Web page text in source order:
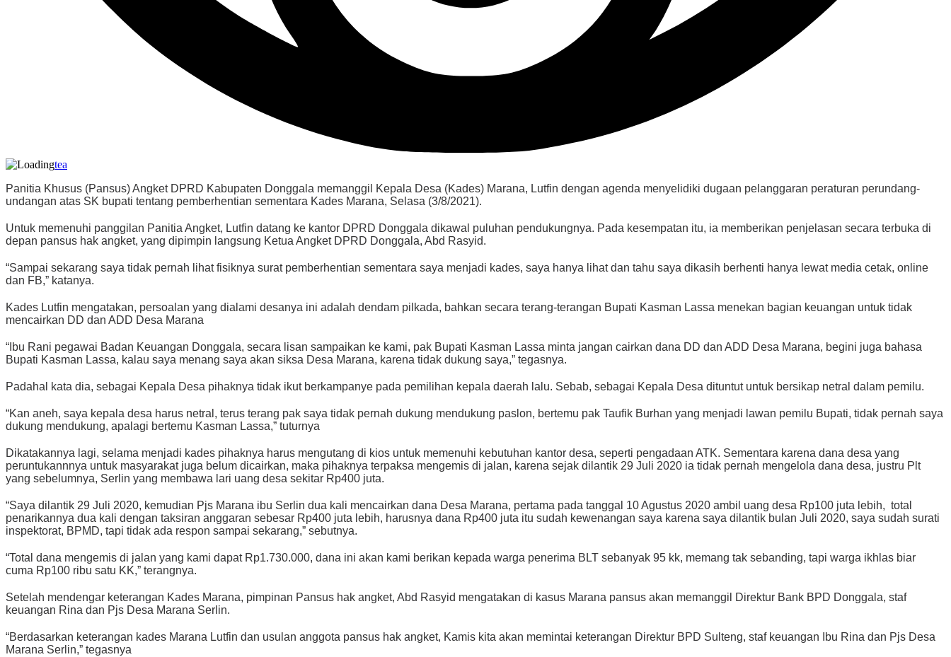
tea
Panitia Khusus (Pansus) Angket DPRD Kabupaten Donggala memanggil Kepala Desa (Kades) Marana, Lutfin dengan agenda menyelidiki dugaan pelanggaran peraturan perundang-
undangan atas SK bupati tentang pemberhentian sementara Kades Marana, Selasa (3/8/2021).
Untuk memenuhi panggilan Panitia Angket, Lutfin datang ke kantor DPRD Donggala dikawal puluhan pendukungnya. Pada kesempatan itu, ia memberikan penjelasan secara terbuka di
depan pansus hak angket, yang dipimpin langsung Ketua Angket DPRD Donggala, Abd Rasyid.
“Sampai sekarang saya tidak pernah lihat fisiknya surat pemberhentian sementara saya menjadi kades, saya hanya lihat dan tahu saya dikasih berhenti hanya lewat media cetak, online
dan FB,” katanya.
Kades Lutfin mengatakan, persoalan yang dialami desanya ini adalah dendam pilkada, bahkan secara terang-terangan Bupati Kasman Lassa menekan bagian keuangan untuk tidak
mencairkan DD dan ADD Desa Marana
“Ibu Rani pegawai Badan Keuangan Donggala, secara lisan sampaikan ke kami, pak Bupati Kasman Lassa minta jangan cairkan dana DD dan ADD Desa Marana, begini juga bahasa
Bupati Kasman Lassa, kalau saya menang saya akan siksa Desa Marana, karena tidak dukung saya,” tegasnya.
Padahal kata dia, sebagai Kepala Desa pihaknya tidak ikut berkampanye pada pemilihan kepala daerah lalu. Sebab, sebagai Kepala Desa dituntut untuk bersikap netral dalam pemilu.
“Kan aneh, saya kepala desa harus netral, terus terang pak saya tidak pernah dukung mendukung paslon, bertemu pak Taufik Burhan yang menjadi lawan pemilu Bupati, tidak pernah saya
dukung mendukung, apalagi bertemu Kasman Lassa,” tuturnya
Dikatakannya lagi, selama menjadi kades pihaknya harus mengutang di kios untuk memenuhi kebutuhan kantor desa, seperti pengadaan ATK. Sementara karena dana desa yang
peruntukannnya untuk masyarakat juga belum dicairkan, maka pihaknya terpaksa mengemis di jalan, karena sejak dilantik 29 Juli 2020 ia tidak pernah mengelola dana desa, justru Plt
yang sebelumnya, Serlin yang membawa lari uang desa sekitar Rp400 juta.
“Saya dilantik 29 Juli 2020, kemudian Pjs Marana ibu Serlin dua kali mencairkan dana Desa Marana, pertama pada tanggal 10 Agustus 2020 ambil uang desa Rp100 juta lebih, total
penarikannya dua kali dengan taksiran anggaran sebesar Rp400 juta lebih, harusnya dana Rp400 juta itu sudah kewenangan saya karena saya dilantik bulan Juli 2020, saya sudah surati
inspektorat, BPMD, tapi tidak ada respon sampai sekarang,” sebutnya.
“Total dana mengemis di jalan yang kami dapat Rp1.730.000, dana ini akan kami berikan kepada warga penerima BLT sebanyak 95 kk, memang tak sebanding, tapi warga ikhlas biar
cuma Rp100 ribu satu KK,” terangnya.
Setelah mendengar keterangan Kades Marana, pimpinan Pansus hak angket, Abd Rasyid mengatakan di kasus Marana pansus akan memanggil Direktur Bank BPD Donggala, staf
keuangan Rina dan Pjs Desa Marana Serlin.
“Berdasarkan keterangan kades Marana Lutfin dan usulan anggota pansus hak angket, Kamis kita akan memintai keterangan Direktur BPD Sulteng, staf keuangan Ibu Rina dan Pjs Desa
Marana Serlin,” tegasnya